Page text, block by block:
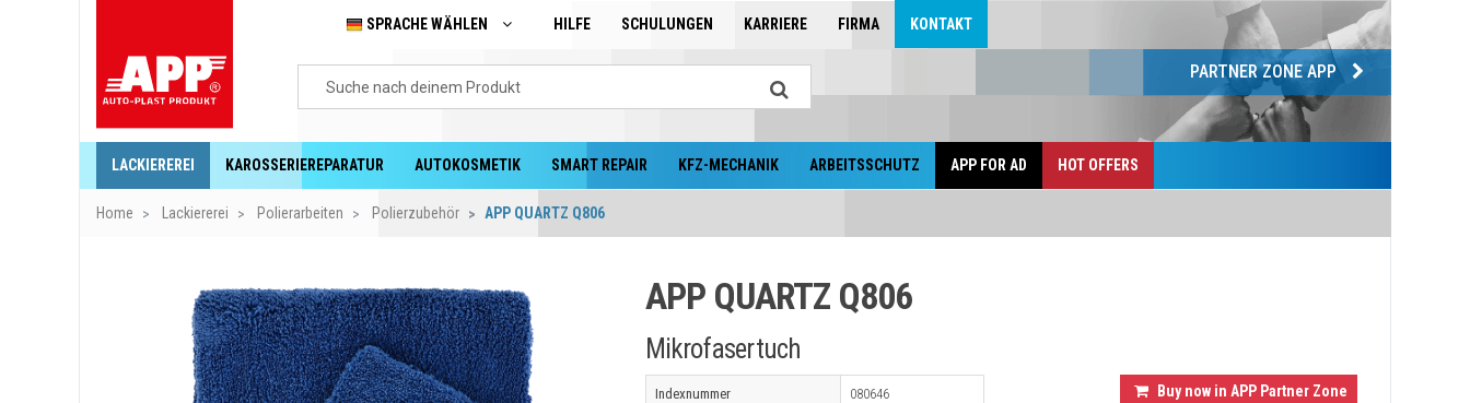
SPRACHE WÄHLEN HILFE SCHULUNGEN KARRIERE FIRMA KONTAKT
PARTNER ZONE APP
LACKIEREREI KAROSSERIEREPARATUR AUTOKOSMETIK SMART REPAIR KFZ-MECHANIK ARBEITSSCHUTZ APP FOR AD HOT OFFERS
Home Lackiererei Polierarbeiten Polierzubehör APP QUARTZ Q806
APP QUARTZ Q806
Mikrofasertuch
Indexnummer 080646 Buy now in APP Partner Zone